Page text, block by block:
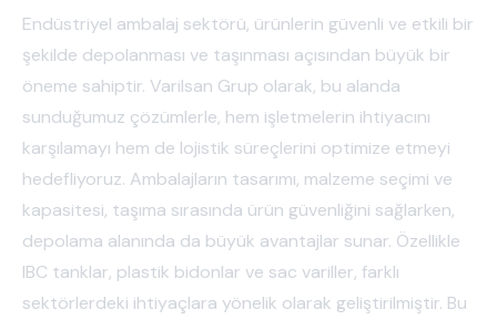
Endüstriyel ambalaj sektörü, ürünlerin güvenli ve etkili bir
şekilde depolanması ve taşınması açısından büyük bir
öneme sahiptir. Varilsan Grup olarak, bu alanda
sunduğumuz çözümlerle, hem işletmelerin ihtiyacını
karşılamayı hem de lojistik süreçlerini optimize etmeyi
hedefliyoruz. Ambalajların tasarımı, malzeme seçimi ve
kapasitesi, taşıma sırasında ürün güvenliğini sağlarken,
depolama alanında da büyük avantajlar sunar. Özellikle
IBC tanklar, plastik bidonlar ve sac variller, farklı
sektörlerdeki ihtiyaçlara yönelik olarak geliştirilmiştir. Bu